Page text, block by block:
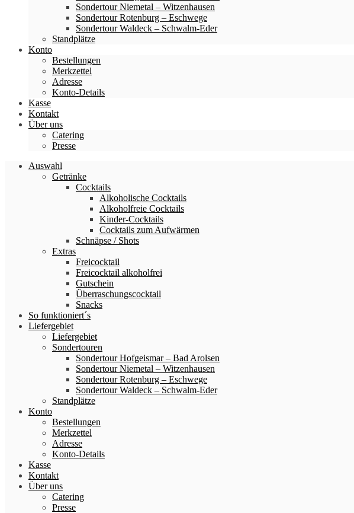
Sondertour Niemetal – Witzenhausen
Sondertour Rotenburg – Eschwege
Sondertour Waldeck – Schwalm-Eder
Standplätze
Konto
Bestellungen
Merkzettel
Adresse
Konto-Details
Kasse
Kontakt
Über uns
Catering
Presse
Auswahl
Getränke
Cocktails
Alkoholische Cocktails
Alkoholfreie Cocktails
Kinder-Cocktails
Cocktails zum Aufwärmen
Schnäpse / Shots
Extras
Freicocktail
Freicocktail alkoholfrei
Gutschein
Überraschungscocktail
Snacks
So funktioniert´s
Liefergebiet
Liefergebiet
Sondertouren
Sondertour Hofgeismar – Bad Arolsen
Sondertour Niemetal – Witzenhausen
Sondertour Rotenburg – Eschwege
Sondertour Waldeck – Schwalm-Eder
Standplätze
Konto
Bestellungen
Merkzettel
Adresse
Konto-Details
Kasse
Kontakt
Über uns
Catering
Presse